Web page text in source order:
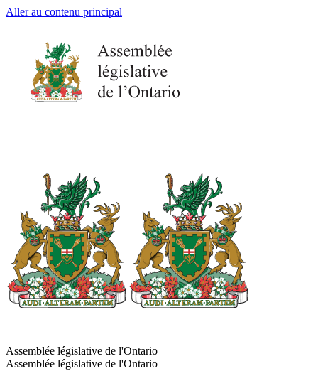
Aller au contenu principal
Assemblée législative de l'Ontario
Assemblée législative de l'Ontario